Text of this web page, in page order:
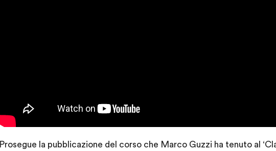
Prosegue la pubblicazione del corso che Marco Guzzi ha tenuto al